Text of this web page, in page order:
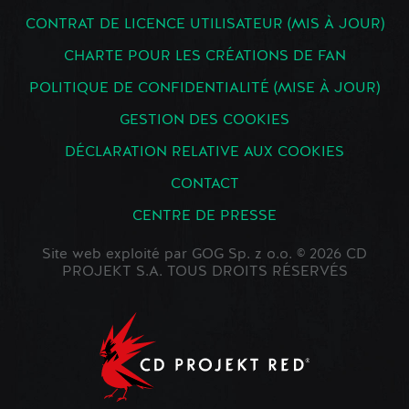
CONTRAT DE LICENCE UTILISATEUR (MIS À JOUR)
CHARTE POUR LES CRÉATIONS DE FAN
POLITIQUE DE CONFIDENTIALITÉ (MISE À JOUR)
GESTION DES COOKIES
DÉCLARATION RELATIVE AUX COOKIES
CONTACT
CENTRE DE PRESSE
Site web exploité par GOG Sp. z o.o. © 2026 CD
PROJEKT S.A. TOUS DROITS RÉSERVÉS